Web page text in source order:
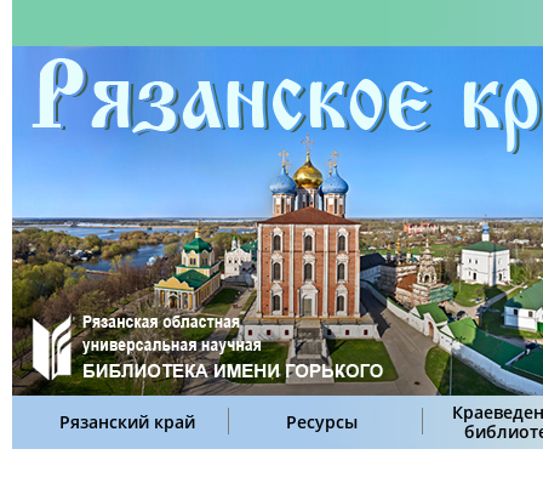
Рязанский край Ресурсы